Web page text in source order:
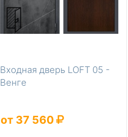
Входная дверь LOFT 05 -
Венге
от 37 560